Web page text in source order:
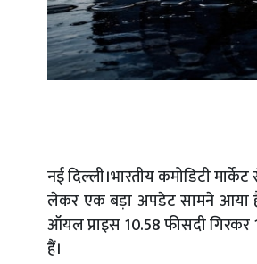
नई दिल्ली।भारतीय कमोडिटी
लेकर एक बड़ा अपडेट सामने आया
ऑयल प्राइस 10.58 फीसदी
हैं।